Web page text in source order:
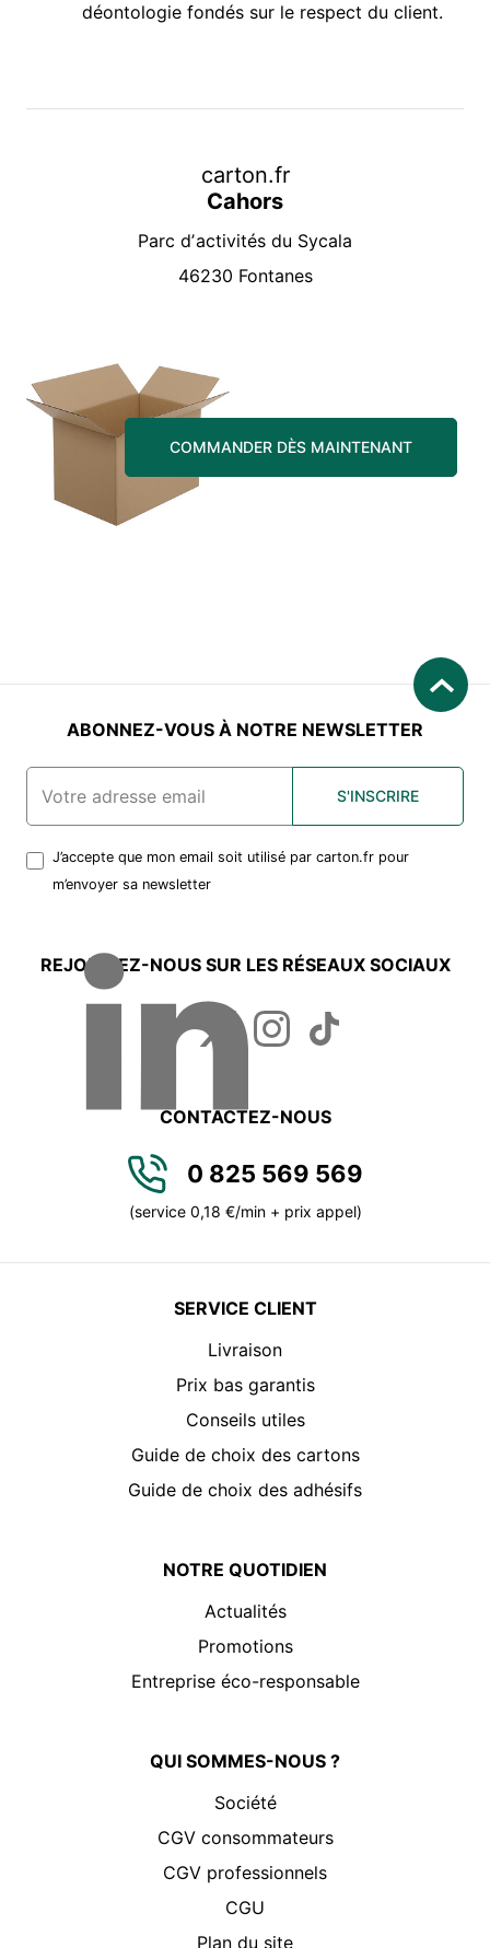
déontologie fondés sur le respect du client.
carton.fr
Cahors
Parc dʼactivités du Sycala
46230 Fontanes
COMMANDER DÈS MAINTENANT
ABONNEZ-VOUS À NOTRE NEWSLETTER
S'INSCRIRE
J’accepte que mon email soit utilisé par carton.fr pour
m’envoyer sa newsletter
REJOIGNEZ-NOUS SUR LES RÉSEAUX SOCIAUX
CONTACTEZ-NOUS
0 825 569 569
(service 0,18 €/min + prix appel)
SERVICE CLIENT
Livraison
Prix bas garantis
Conseils utiles
Guide de choix des cartons
Guide de choix des adhésifs
NOTRE QUOTIDIEN
Actualités
Promotions
Entreprise éco-responsable
QUI SOMMES-NOUS ?
Société
CGV consommateurs
CGV professionnels
CGU
Plan du site